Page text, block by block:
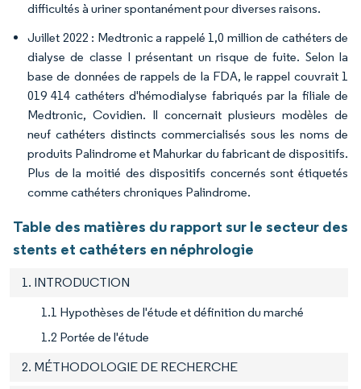
difficultés à uriner spontanément pour diverses raisons.
Juillet 2022 : Medtronic a rappelé 1,0 million de cathéters de
dialyse de classe I présentant un risque de fuite. Selon la
base de données de rappels de la FDA, le rappel couvrait 1
019 414 cathéters d'hémodialyse fabriqués par la filiale de
Medtronic, Covidien. Il concernait plusieurs modèles de
neuf cathéters distincts commercialisés sous les noms de
produits Palindrome et Mahurkar du fabricant de dispositifs.
Plus de la moitié des dispositifs concernés sont étiquetés
comme cathéters chroniques Palindrome.
Table des matières du rapport sur le secteur des
stents et cathéters en néphrologie
1. INTRODUCTION
1.1 Hypothèses de l'étude et définition du marché
1.2 Portée de l'étude
2. MÉTHODOLOGIE DE RECHERCHE